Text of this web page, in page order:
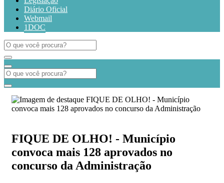
Diário Oficial
Webmail
1DOC
FIQUE DE OLHO! - Município
convoca mais 128 aprovados no
concurso da Administração